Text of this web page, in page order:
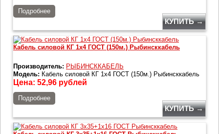
Подробнее
КУПИТЬ →
Кабель силовой КГ 1х4 ГОСТ (150м.) Рыбинсккабель
Производитель: РЫБИНСККАБЕЛЬ
Модель: Кабель силовой КГ 1х4 ГОСТ (150м.) Рыбинсккабель
Цена: 52,96 рублей
Подробнее
КУПИТЬ →